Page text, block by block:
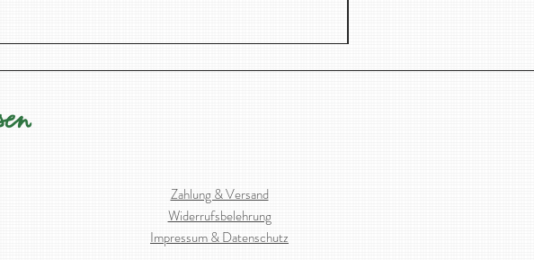
Zahlung & Versand
Widerrufsbelehrung
Impressum & Datenschutz